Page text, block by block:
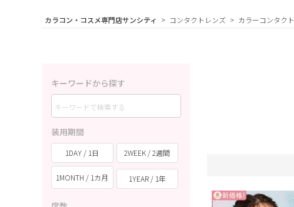
カラコン・コスメ専門店サンシティ コンタクトレンズ カラーコンタクト
キーワードから探す
装用期間
1DAY / 1日 2WEEK / 2週間
1MONTH / 1カ月 1YEAR / 1年